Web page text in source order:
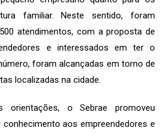
familiar. Neste sentido, foram
atendimentos, com a proposta de
e interessados em ter o
foram alcançadas em torno de
localizadas na cidade.
o Sebrae promoveu
aos empreendedores e